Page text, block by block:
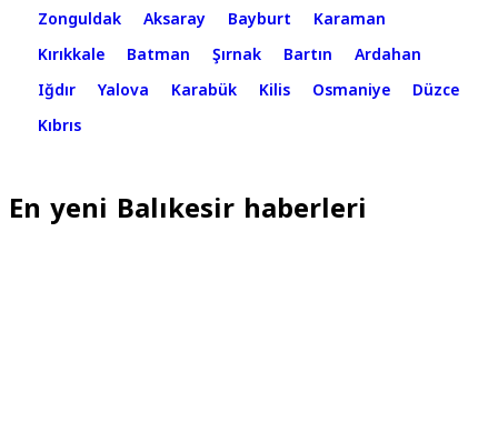
Zonguldak
Aksaray Bayburt
Karaman
Kırıkkale
Batman Şırnak Bartın
Ardahan
Iğdır
Yalova Karabük Kilis Osmaniye
Düzce
Kıbrıs
En yeni Balıkesir haberleri